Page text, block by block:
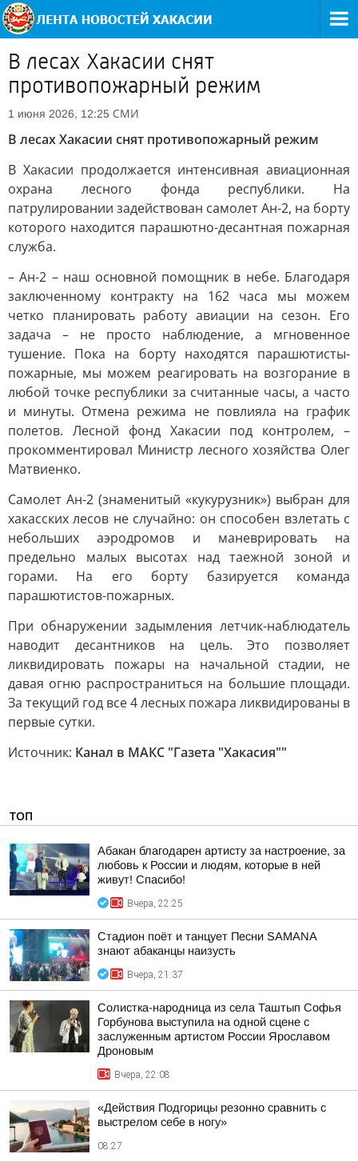
В лесах Хакасии снят
противопожарный режим
1 июня 2026, 12:25 СМИ
В лесах Хакасии снят противопожарный режим
В Хакасии продолжается интенсивная авиационная
охрана лесного фонда республики. На
патрулировании задействован самолет Ан-2, на борту
которого находится парашютно-десантная пожарная
служба.
– Ан-2 – наш основной помощник в небе. Благодаря
заключенному контракту на 162 часа мы можем
четко планировать работу авиации на сезон. Его
задача – не просто наблюдение, а мгновенное
тушение. Пока на борту находятся парашютисты-
пожарные, мы можем реагировать на возгорание в
любой точке республики за считанные часы, а часто
и минуты. Отмена режима не повлияла на график
полетов. Лесной фонд Хакасии под контролем, –
прокомментировал Министр лесного хозяйства Олег
Матвиенко.
Самолет Ан-2 (знаменитый «кукурузник») выбран для
хакасских лесов не случайно: он способен взлетать с
небольших аэродромов и маневрировать на
предельно малых высотах над таежной зоной и
горами. На его борту базируется команда
парашютистов-пожарных.
При обнаружении задымления летчик-наблюдатель
наводит десантников на цель. Это позволяет
ликвидировать пожары на начальной стадии, не
давая огню распространиться на большие площади.
За текущий год все 4 лесных пожара ликвидированы в
первые сутки.
Источник: Канал в МАКС "Газета "Хакасия""
ТОП
Абакан благодарен артисту за настроение, за
любовь к России и людям, которые в ней
живут! Спасибо!
Вчера, 22:25
Стадион поёт и танцует Песни SAMANA
знают абаканцы наизусть
Вчера, 21:37
Солистка-народница из села Таштып Софья
Горбунова выступила на одной сцене с
заслуженным артистом России Ярославом
Дроновым
Вчера, 22:08
«Действия Подгорицы резонно сравнить с
выстрелом себе в ногу»
08:27